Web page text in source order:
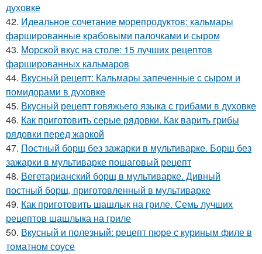
духовке
42. Идеальное сочетание морепродуктов: кальмары
фаршированные крабовыми палочками и сыром
43. Морской вкус на столе: 15 лучших рецептов
фаршированных кальмаров
44. Вкусный рецепт: Кальмары запеченные с сыром и
помидорами в духовке
45. Вкусный рецепт говяжьего языка с грибами в духовке
46. Как приготовить серые рядовки. Как варить грибы
рядовки перед жаркой
47. Постный борщ без зажарки в мультиварке. Борщ без
зажарки в мультиварке пошаговый рецепт
48. Вегетарианский борщ в мультиварке. Дивный
постный борщ, приготовленный в мультиварке
49. Как приготовить шашлык на гриле. Семь лучших
рецептов шашлыка на гриле
50. Вкусный и полезный: рецепт пюре с куриным филе в
томатном соусе